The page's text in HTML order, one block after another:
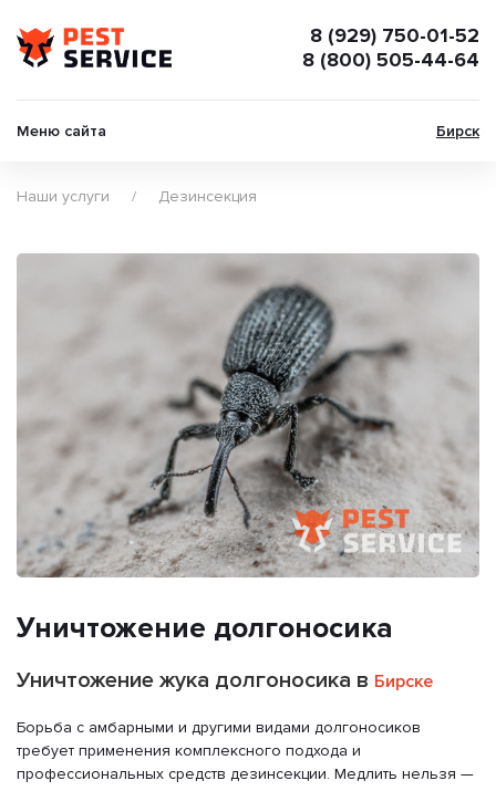
8 (929) 750-01-52
8 (800) 505-44-64
Меню сайта Бирск
Наши услуги Дезинсекция
Уничтожение долгоносика
Уничтожение жука долгоносика в Бирске
Борьба с амбарными и другими видами долгоносиков
требует применения комплексного подхода и
профессиональных средств дезинсекции. Медлить нельзя —